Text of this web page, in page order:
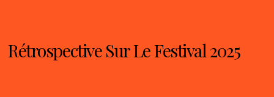
Rétrospective Sur Le Festival 2025